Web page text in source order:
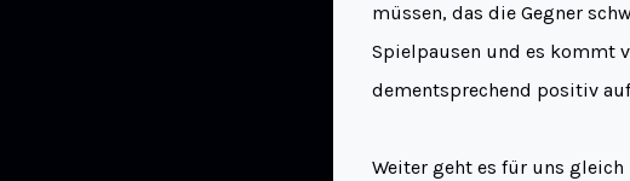
müssen, das die Gegner
Spielpausen und es kommt
dementsprechend positiv
Weiter geht es für uns gleich